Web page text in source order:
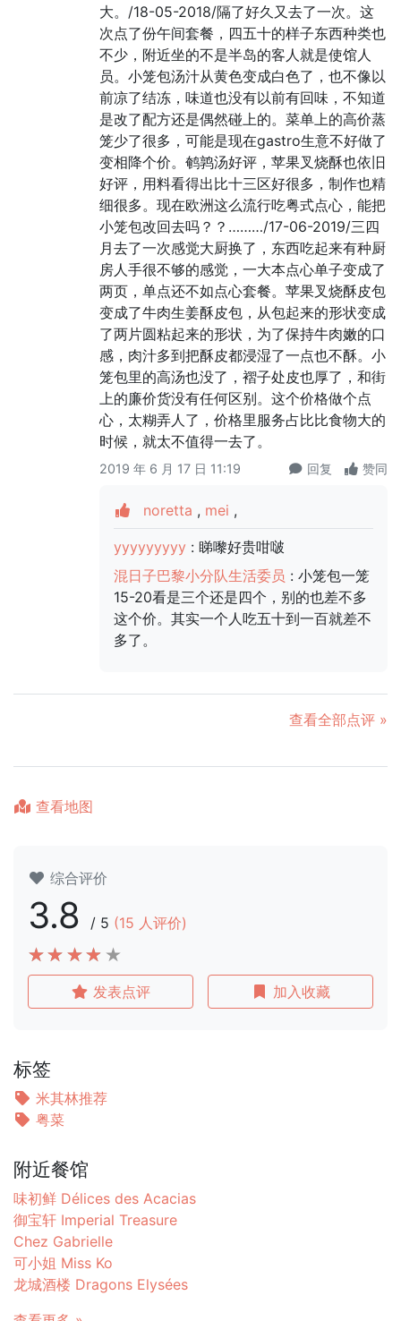
大。/18-05-2018/隔了好久又去了一次。这
次点了份午间套餐，四五十的样子东西种类也
不少，附近坐的不是半岛的客人就是使馆人
员。小笼包汤汁从黄色变成白色了，也不像以
前凉了结冻，味道也没有以前有回味，不知道
是改了配方还是偶然碰上的。菜单上的高价蒸
笼少了很多，可能是现在gastro生意不好做了
变相降个价。鹌鹑汤好评，苹果叉烧酥也依旧
好评，用料看得出比十三区好很多，制作也精
细很多。现在欧洲这么流行吃粤式点心，能把
小笼包改回去吗？？………/17-06-2019/三四
月去了一次感觉大厨换了，东西吃起来有种厨
房人手很不够的感觉，一大本点心单子变成了
两页，单点还不如点心套餐。苹果叉烧酥皮包
变成了牛肉生姜酥皮包，从包起来的形状变成
了两片圆粘起来的形状，为了保持牛肉嫩的口
感，肉汁多到把酥皮都浸湿了一点也不酥。小
笼包里的高汤也没了，褶子处皮也厚了，和街
上的廉价货没有任何区别。这个价格做个点
心，太糊弄人了，价格里服务占比比食物大的
时候，就太不值得一去了。
2019 年 6 月 17 日 11:19 回复 赞同
noretta , mei ,
yyyyyyyyy : 睇嚟好贵咁啵
混日子巴黎小分队生活委员 : 小笼包一笼
15-20看是三个还是四个，别的也差不多
这个价。其实一个人吃五十到一百就差不
多了。
查看全部点评 »
查看地图
综合评价
3.8 / 5 (15 人评价)
发表点评 加入收藏
标签
米其林推荐
粤菜
附近餐馆
味初鲜 Délices des Acacias
御宝轩 Imperial Treasure
Chez Gabrielle
可小姐 Miss Ko
龙城酒楼 Dragons Elysées